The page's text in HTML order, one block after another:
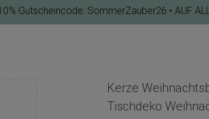
Gutscheincode: SommerZauber26 • AUF
Kerze
Tischdeko